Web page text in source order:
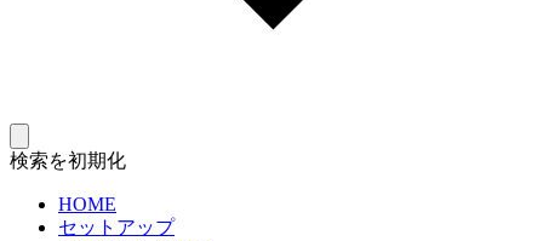
検索を初期化
HOME
セットアップ